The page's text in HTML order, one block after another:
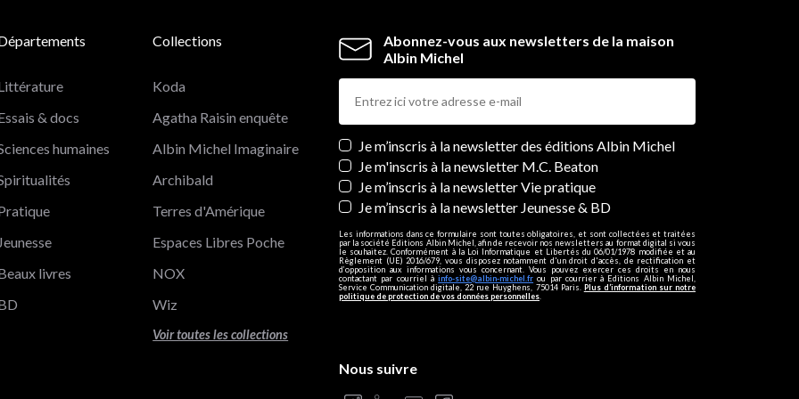
Abonnez-vous aux newsletters de la maison
Albin Michel
Newsletters
Je m’inscris à la newsletter des éditions Albin Michel
Je m'inscris à la newsletter M.C. Beaton
Je m’inscris à la newsletter Vie pratique
Je m’inscris à la newsletter Jeunesse & BD
Les informations dans ce formulaire sont toutes obligatoires, et sont collectées et traitées
par la société Editions Albin Michel, afin de recevoir nos newsletters au format digital si vous
le souhaitez. Conformément à la Loi Informatique et Libertés du 06/01/1978 modifiée et au
Règlement (UE) 2016/679, vous disposez notamment d'un droit d'accès, de rectification et
d’opposition aux informations vous concernant. Vous pouvez exercer ces droits en nous
contactant par courriel àinfo-site@albin-michel.fr ou par courrier à Editions Albin Michel,
Service Communication digitale, 22 rue Huyghens, 75014 Paris. Plus d’information sur notre
politique de protection de vos données personnelles.
& docs
humaines
Jeunesse
livres
Collections
Koda
Agatha Raisin enquête
Albin Michel Imaginaire
Archibald
Terres d'Amérique
Espaces Libres Poche
NOX
Wiz
Voir toutes les collections
Nous suivre